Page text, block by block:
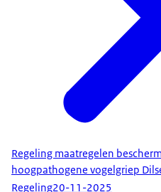
Regeling maatregelen
hoogpathogene vogelgriep
Regeling20-11-2025